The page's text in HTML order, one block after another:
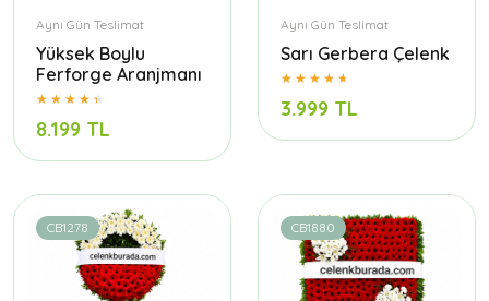
Aynı Gün Teslimat
Yüksek Boylu
Ferforge Aranjmanı
8.199 TL
Aynı Gün Teslimat
Sarı Gerbera Çelenk
3.999 TL
CB1278 CB1880